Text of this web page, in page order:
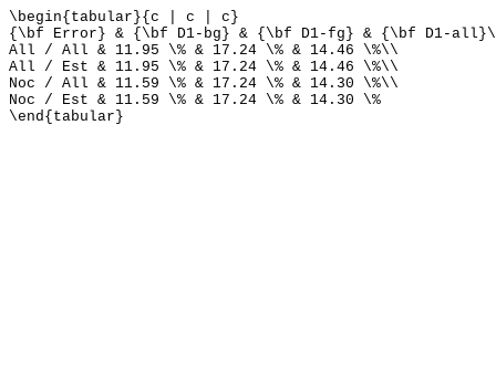
\begin{tabular}{c | c | c}
{\bf Error} & {\bf D1-bg} & {\bf D1-fg} & {\bf D1-
All / All & 11.95 \% & 17.24 \% & 14.46 \%\\
All / Est & 11.95 \% & 17.24 \% & 14.46 \%\\
Noc / All & 11.59 \% & 17.24 \% & 14.30 \%\\
Noc / Est & 11.59 \% & 17.24 \% & 14.30 \%
\end{tabular}